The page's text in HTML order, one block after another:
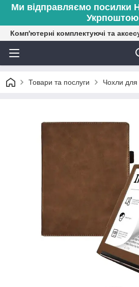
Ми відправляємо
Комп'ютерні комплектуючі та
Товари та послуги Чохли для